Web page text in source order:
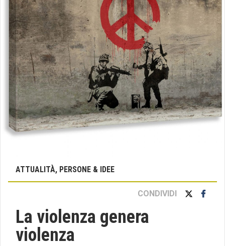
ATTUALITÀ, PERSONE & IDEE
CONDIVIDI
La violenza genera
violenza